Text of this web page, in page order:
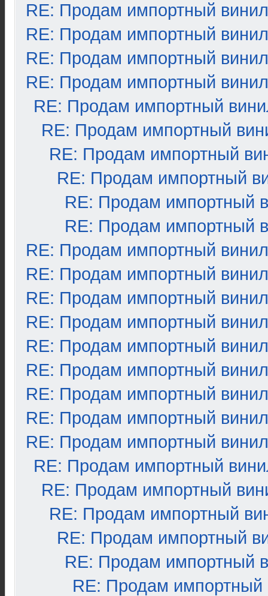
RE: Продам импортный винил
RE: Продам импортный винил
RE: Продам импортный винил
RE: Продам импортный винил
RE: Продам импортный
RE: Продам импортный
RE: Продам импортный
RE: Продам импортный
RE: Продам импортный
RE: Продам импортный
RE: Продам импортный винил
RE: Продам импортный винил
RE: Продам импортный винил
RE: Продам импортный винил
RE: Продам импортный винил
RE: Продам импортный винил
RE: Продам импортный винил
RE: Продам импортный винил
RE: Продам импортный винил
RE: Продам импортный
RE: Продам импортный
RE: Продам импортный
RE: Продам импортный
RE: Продам импортный
RE: Продам импортный